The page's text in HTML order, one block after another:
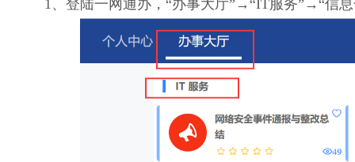
1、登陆一网通办，“办事大厅”→“IT服务”→“信